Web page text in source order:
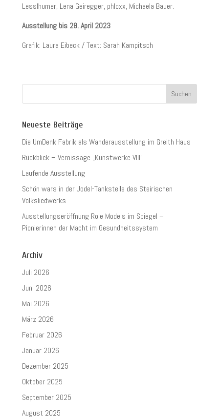
Lesslhumer, Lena Geiregger, phloxx, Michaela Bauer.
Ausstellung bis 28. April 2023
Grafik: Laura Eibeck / Text: Sarah Kampitsch
Neueste Beiträge
Die UmDenk Fabrik als Wanderausstellung im Greith Haus
Rückblick – Vernissage „Kunstwerke VIII“
Laufende Ausstellung
Schön wars in der Jodel-Tankstelle des Steirischen
Volksliedwerks
Ausstellungseröffnung Role Models im Spiegel –
Pionierinnen der Macht im Gesundheitssystem
Archiv
Juli 2026
Juni 2026
Mai 2026
März 2026
Februar 2026
Januar 2026
Dezember 2025
Oktober 2025
September 2025
August 2025